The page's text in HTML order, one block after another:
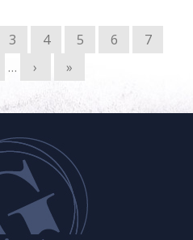
3 4 5 6
7
… › »